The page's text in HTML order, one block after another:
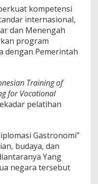
kompetensi
internasional,
dan Menengah
program
dengan Pemerintah
Training of
for Vocational
pelatihan
Gastronomi”
budaya, dan
Yang
negara tersebut